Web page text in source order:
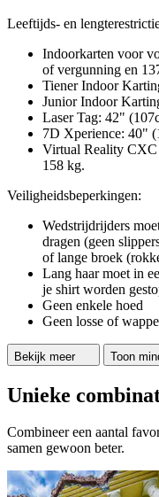
Leeftijds- en
Indoorkarten voor
of vergunning en
Tiener Indoor
Junior Indoor
Laser Tag: 42"
7D Xperience: 40"
Virtual Reality
158 kg.
Veiligheidsbeperkingen:
Wedstrijdrijders
dragen (geen
of lange broek
Lang haar moet in
je shirt worden
Geen enkele hoed
Geen losse of
Bekijk meer Toon
Unieke
Combineer een aantal
samen gewoon beter.